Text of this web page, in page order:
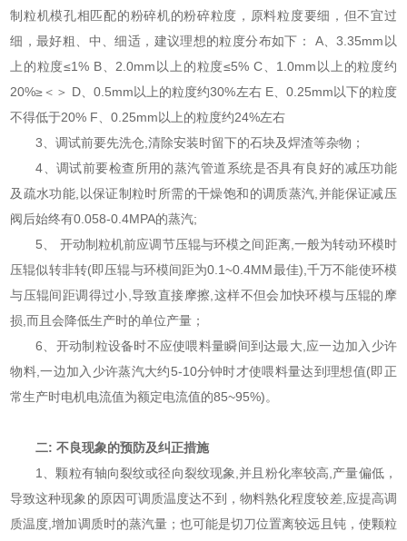
制粒机模孔相匹配的粉碎机的粉碎粒度，原料粒度要细，但不宜过
细，最好粗、中、细适，建议理想的粒度分布如下： A、3.35mm以
上的粒度≤1% B、2.0mm以上的粒度≤5% C、1.0mm以上的粒度约
20%≥＜＞ D、0.5mm以上的粒度约30%左右 E、0.25mm以下的粒度
不得低于20% F、0.25mm以上的粒度约24%左右
3、调试前要先洗仓,清除安装时留下的石块及焊渣等杂物；
4、调试前要检查所用的蒸汽管道系统是否具有良好的减压功能
及疏水功能,以保证制粒时所需的干燥饱和的调质蒸汽,并能保证减压
阀后始终有0.058-0.4MPA的蒸汽;
5、 开动制粒机前应调节压辊与环模之间距离,一般为转动环模时
压辊似转非转(即压辊与环模间距为0.1~0.4MM最佳),千万不能使环模
与压辊间距调得过小,导致直接摩擦,这样不但会加快环模与压辊的摩
损,而且会降低生产时的单位产量；
6、开动制粒设备时不应使喂料量瞬间到达最大,应一边加入少许
物料,一边加入少许蒸汽大约5-10分钟时才使喂料量达到理想值(即正
常生产时电机电流值为额定电流值的85~95%)。
二: 不良现象的预防及纠正措施
1、颗粒有轴向裂纹或径向裂纹现象,并且粉化率较高,产量偏低，
导致这种现象的原因可调质温度达不到，物料熟化程度较差,应提高调
质温度,增加调质时的蒸汽量；也可能是切刀位置离较远且钝，使颗粒